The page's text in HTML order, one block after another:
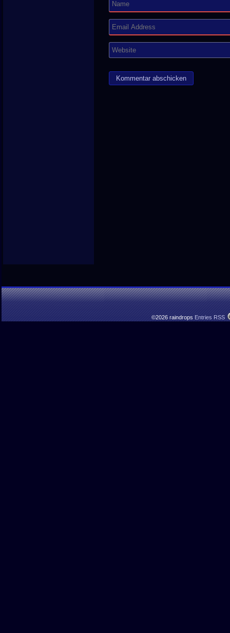
©2026 raindrops Entries RSS